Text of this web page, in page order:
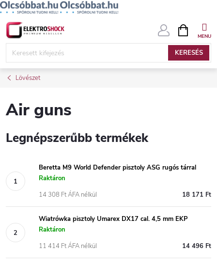
Ugrás
KERESÉS
KOSÁR
Lövészet
Air guns
Legnépszerűbb termékek
Beretta M9 World Defender pisztoly ASG rugós tárral
Raktáron
18 171 Ft
14 308 Ft ÁFA nélkül
Wiatrówka pisztoly Umarex DX17 cal. 4,5 mm EKP
Raktáron
14 496 Ft
11 414 Ft ÁFA nélkül